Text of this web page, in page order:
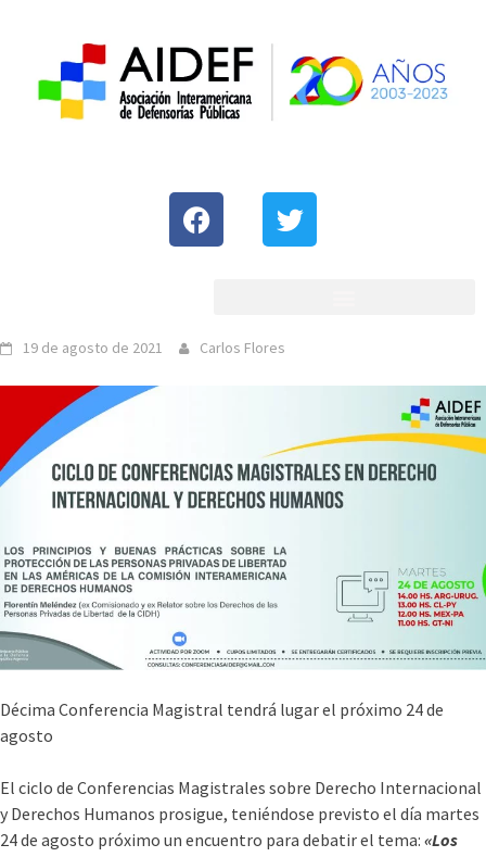
19 de agosto de 2021 Carlos Flores
Décima Conferencia Magistral tendrá lugar el próximo 24 de
agosto
El ciclo de Conferencias Magistrales sobre Derecho Internacional
y Derechos Humanos prosigue, teniéndose previsto el día martes
24 de agosto próximo un encuentro para debatir el tema: «Los